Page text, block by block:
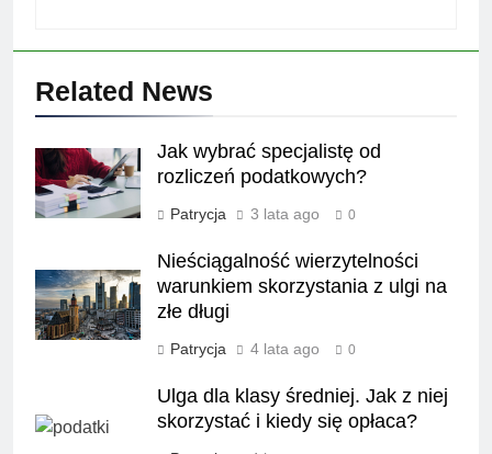
Related News
Jak wybrać specjalistę od
rozliczeń podatkowych?
Patrycja 3 lata ago 0
Nieściągalność wierzytelności
warunkiem skorzystania z ulgi na
złe długi
Patrycja 4 lata ago 0
Ulga dla klasy średniej. Jak z niej
skorzystać i kiedy się opłaca?